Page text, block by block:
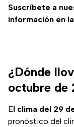
Suscríbete a
información en
¿Dónde
octubre de
El clima del 29
pronóstico del